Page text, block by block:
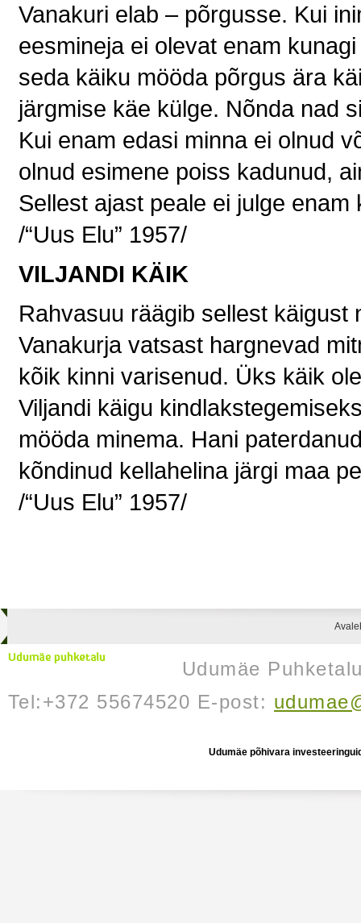
Vanakuri elab – põrgusse. Kui
eesmineja ei olevat enam
seda käiku mööda põrgus ära
järgmise käe külge. Nõnda nad
Kui enam edasi minna ei olnud
olnud esimene poiss kadunud,
Sellest ajast peale ei julge
/“Uus Elu” 1957/
VILJANDI KÄIK
Rahvasuu räägib sellest käigust
Vanakurja vatsast hargnevad
kõik kinni varisenud. Üks käik
Viljandi käigu
mööda minema. Hani
kõndinud kellahelina järgi maa
/“Uus Elu” 1957/
Udumäe
Tel:+372 55674520 E-post:
Udumäe põhivara